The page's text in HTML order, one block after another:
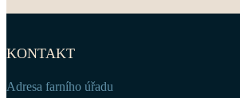
KONTAKT
Adresa farního úřadu